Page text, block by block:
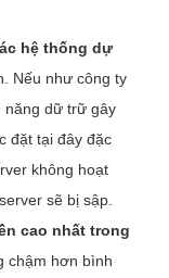
hệ thống dự
Nếu như công ty
năng dữ trữ gây
đặt tại đây đặc
không hoạt
sẽ bị sập.
cao nhất trong
chậm hơn bình